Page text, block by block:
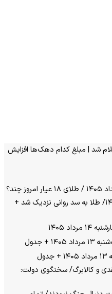
شارژ کالابرگ مرداد ۱۴۰۵ اعلام شد | مبلغ کدام دهک‌ها افزایش
قیمت طلا امروز ۱۵ مردادماه ۱۴۰۵/ طلا به سد روانی نزدیک شد +
۱۴۰۵
جدول
و کالابرگ/ سخنگوی دولت: